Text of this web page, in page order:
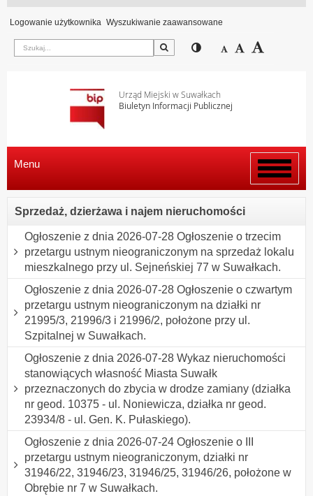
Logowanie użytkownika Wyszukiwanie zaawansowane
Szukaj Przełącz pomiędzy
Zmniejsz
Domyślny
Urząd Miejski w Suwałkach
Biuletyn Informacji Publicznej
Włącz
menu
Menu
Sprzedaż, dzierżawa i najem nieruchomości
Ogłoszenie z dnia 2026-07-28 Ogłoszenie o trzecim
przetargu ustnym nieograniczonym na sprzedaż lokalu
mieszkalnego przy ul. Sejneńskiej 77 w Suwałkach.
Ogłoszenie z dnia 2026-07-28 Ogłoszenie o czwartym
przetargu ustnym nieograniczonym na działki nr
21995/3, 21996/3 i 21996/2, położone przy ul.
Szpitalnej w Suwałkach.
Ogłoszenie z dnia 2026-07-28 Wykaz nieruchomości
stanowiących własność Miasta Suwałk
przeznaczonych do zbycia w drodze zamiany (działka
nr geod. 10375 - ul. Noniewicza, działka nr geod.
23934/8 - ul. Gen. K. Pułaskiego).
Ogłoszenie z dnia 2026-07-24 Ogłoszenie o III
przetargu ustnym nieograniczonym, działki nr
31946/22, 31946/23, 31946/25, 31946/26, położone w
Obrębie nr 7 w Suwałkach.